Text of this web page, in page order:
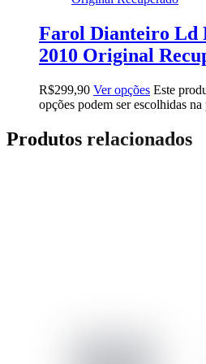
Farol Dianteiro Ld
2010 Original
R$299,90 Ver opções Este
opções podem ser escolhidas
Produtos relacionados